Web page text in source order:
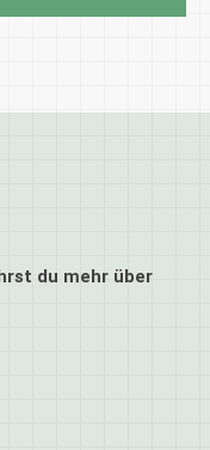
du mehr über